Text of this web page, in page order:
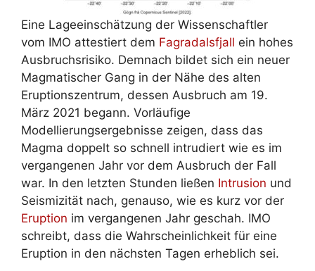
Eine Lageeinschätzung der Wissenschaftler
vom IMO attestiert dem Fagradalsfjall ein hohes
Ausbruchsrisiko. Demnach bildet sich ein neuer
Magmatischer Gang in der Nähe des alten
Eruptionszentrum, dessen Ausbruch am 19.
März 2021 begann. Vorläufige
Modellierungsergebnisse zeigen, dass das
Magma doppelt so schnell intrudiert wie es im
vergangenen Jahr vor dem Ausbruch der Fall
war. In den letzten Stunden ließen Intrusion und
Seismizität nach, genauso, wie es kurz vor der
Eruption im vergangenen Jahr geschah. IMO
schreibt, dass die Wahrscheinlichkeit für eine
Eruption in den nächsten Tagen erheblich sei.